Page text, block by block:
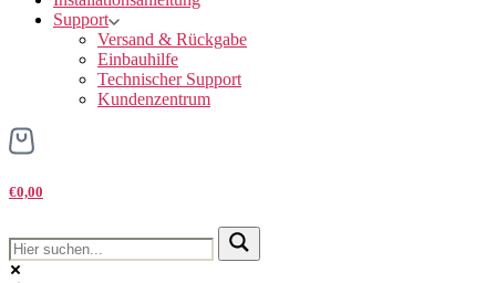
Support
Versand & Rückgabe
Einbauhilfe
Technischer Support
Kundenzentrum
€0,00